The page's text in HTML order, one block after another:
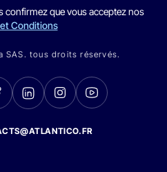
confirmez que vous acceptez nos
Conditions
SAS. tous droits réservés.